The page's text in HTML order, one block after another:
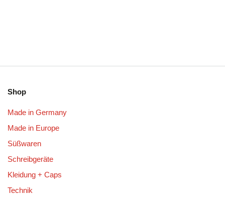
Shop
Made in Germany
Made in Europe
Süßwaren
Schreibgeräte
Kleidung + Caps
Technik